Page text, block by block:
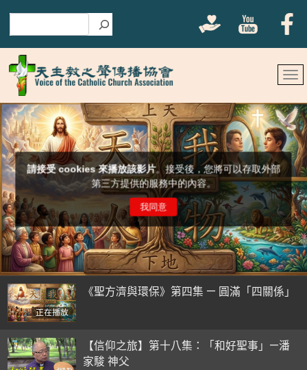
正在播放
《聖方濟與環保》第四集 — 圓滿「四關係」
【信仰之旅】第十八集：「和好聖事」—潘
家駿 神父